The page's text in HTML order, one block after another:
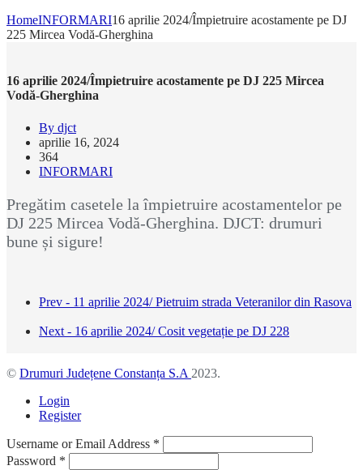
HomeINFORMARI16 aprilie 2024/Împietruire acostamente pe DJ
225 Mircea Vodă-Gherghina
16 aprilie 2024/Împietruire acostamente pe DJ 225 Mircea
Vodă-Gherghina
By djct
aprilie 16, 2024
364
INFORMARI
Pregătim casetele la împietruire acostamentelor pe
DJ 225 Mircea Vodă-Gherghina. DJCT: drumuri
bune și sigure!
Prev - 11 aprilie 2024/ Pietruim strada Veteranilor din Rasova
Next - 16 aprilie 2024/ Cosit vegetație pe DJ 228
© Drumuri Județene Constanța S.A 2023.
Login
Register
Username or Email Address *
Password *